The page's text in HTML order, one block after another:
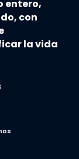
entero,
con
la vida